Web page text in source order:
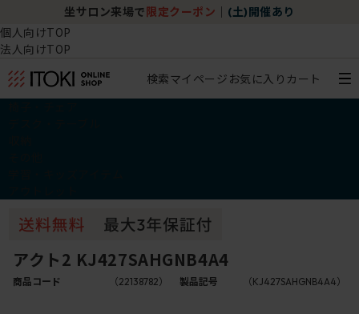
坐サロン来場で 限定クーポン (土)開催あり
個人向けTOP
法人向けTOP
検索マイページ お気に入り カート
アクト2 KJ427SAHGNB4A4
商品コード （22138782） 製品記号 （KJ427SAHGNB4A4）